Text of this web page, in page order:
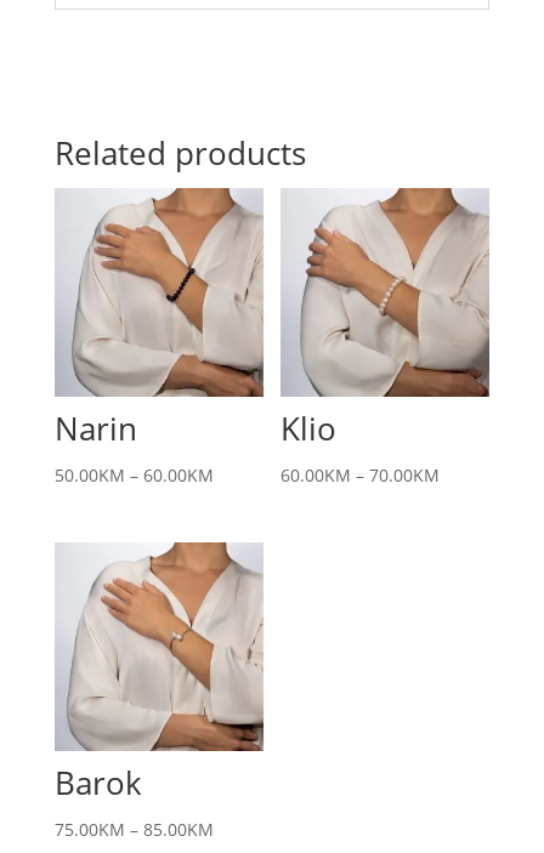
Related products
Narin
50.00KM – 60.00KM
Klio
60.00KM –70.00KM
Barok
75.00KM – 85.00KM